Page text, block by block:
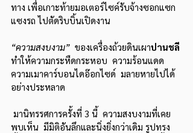
ทาง เพื่อเกาะท้ายมอเตอร์ไซค์รับจ้างซอกแซก
แซงรถ ไปตัดริบบิ้นเปิดงาน
“ความสงบงาม” ของเครื่องถ้วยดินเผาปานชลี
ทำให้ความกระหืดกระหอบ  ความร้อนแดด
ความเมาคาร์บอนไดอ๊อกไซด์  มลายหายไปได้
อย่างประหลาด
พบเห็น  มีมิติอันลึกและนิ่งยิ่งกว่าเดิม รูปทรง